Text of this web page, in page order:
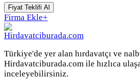
Fiyat Teklifi Al
Firma Ekle+
Türkiye'de yer alan hırdavatçı ve
Hirdavatciburada.com ile hızlıca
inceleyebilirsiniz.